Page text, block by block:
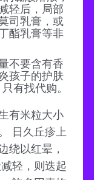
轻后，局部
司乳膏，或
酯乳膏等非
不要含有香
孩子的护肤
有找代购。
有米粒大小
日久丘疹上
绕以红晕，
轻，则迭起